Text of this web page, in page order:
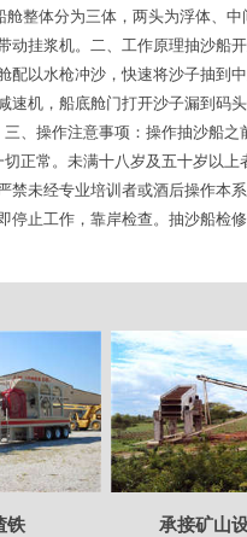
舱整体分为三体，两头为浮体、中
动挂浆机。二、工作原理抽沙船
配以水枪冲沙，快速将沙子抽到
速机，船底舱门打开沙子漏到码
、操作注意事项：操作抽沙船之
正常。未满十八岁及五十岁以上
禁未经专业培训者或酒后操作本
停止工作，靠岸检查。抽沙船检修
铁 承接矿山